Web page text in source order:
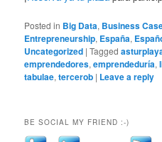
Posted in Big Data, Business
Entrepreneurship, España,
Uncategorized |Tagged
emprendedores,emprendeduría,
tabulae,tercerob | Leave a reply
BE SOCIAL MY FRIEND :-)